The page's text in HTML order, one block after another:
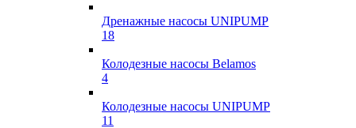
Дренажные насосы UNIPUMP
18
Колодезные насосы Belamos
4
Колодезные насосы UNIPUMP
11